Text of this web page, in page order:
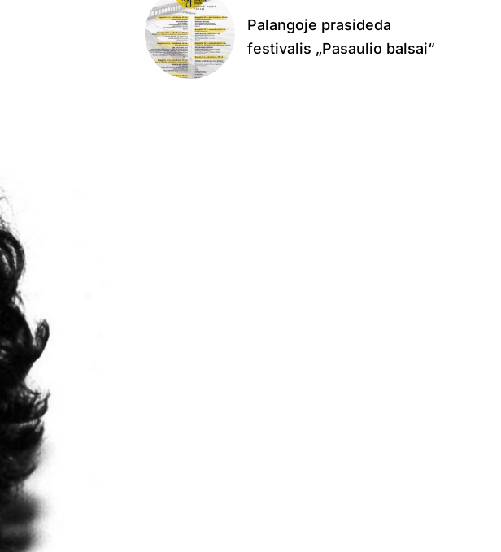
Palangoje prasideda
festivalis „Pasaulio balsai“